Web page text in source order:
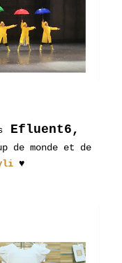
Efluent6,
de monde et de
♥